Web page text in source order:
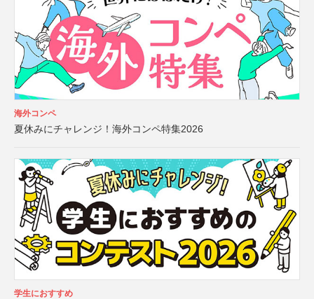
海外コンペ
夏休みにチャレンジ！海外コンペ特集2026
学生におすすめ